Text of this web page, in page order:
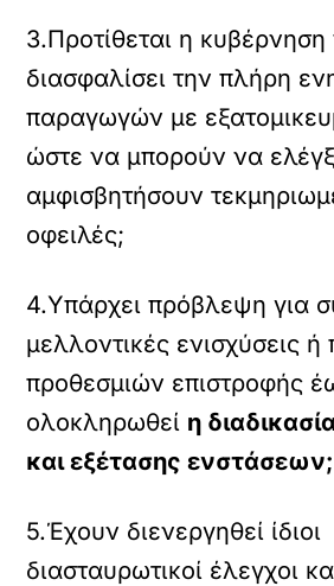
3.Προτίθεται η
διασφαλίσει την πλήρη
παραγωγών με
ώστε να μπορούν να
αμφισβητήσουν
οφειλές;
4.Υπάρχει πρόβλεψη για
μελλοντικές ενισχύσεις
προθεσμιών επιστροφής
ολοκληρωθεί η
και εξέτασης ενστάσεων;
5.Έχουν διενεργηθεί ίδιοι
διασταυρωτικοί έλεγχοι